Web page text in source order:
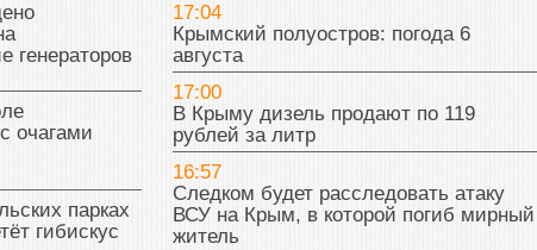
генераторов
очагами
парках
гибискус
17:04
Крымский полуостров: погода 6
августа
17:00
В Крыму дизель продают по 119
рублей за литр
16:57
Следком будет расследовать атаку
ВСУ на Крым, в которой погиб мирный
житель